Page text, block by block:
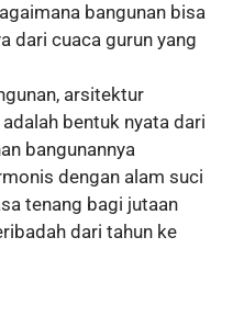
bangunan bisa
dari cuaca gurun yang
arsitektur
bentuk nyata dari
bangunannya
dengan alam suci
tenang bagi jutaan
dari tahun ke